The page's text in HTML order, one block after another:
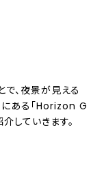
、夜景が見える
にある「Horizon G
していきます。